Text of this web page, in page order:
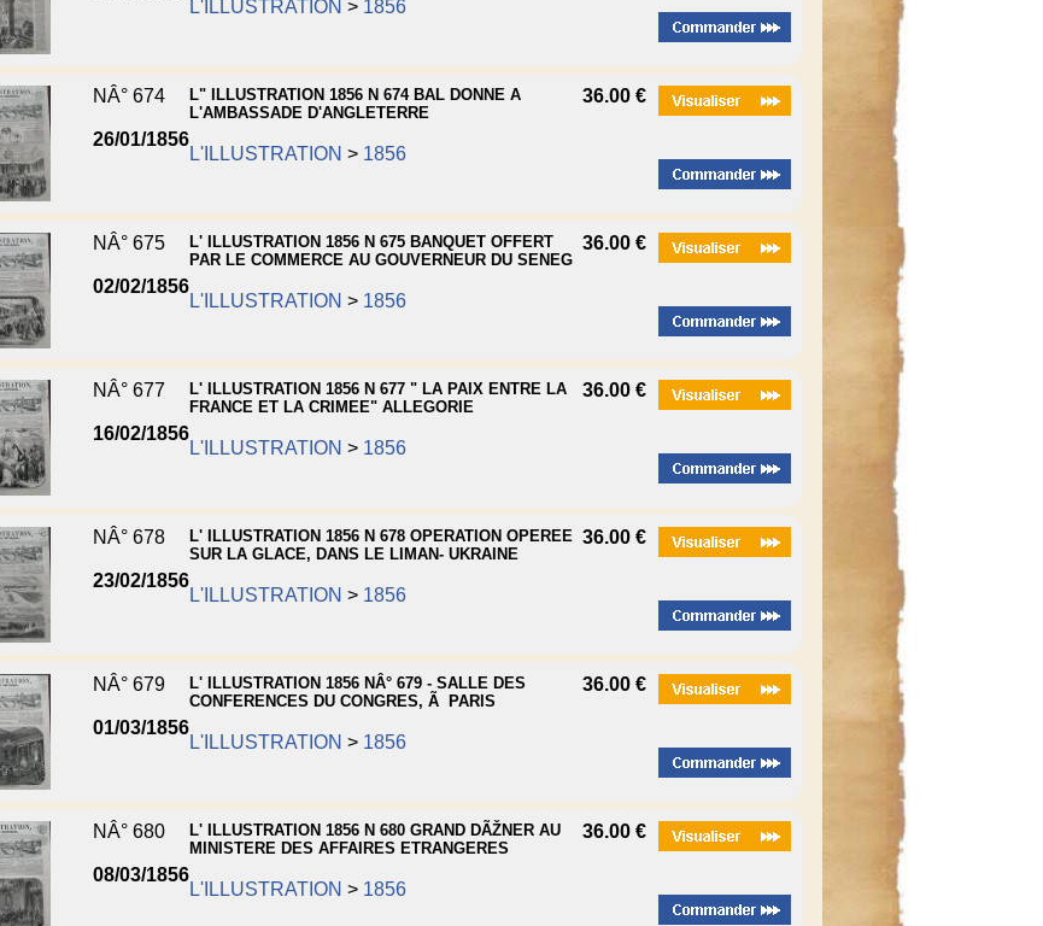
L'ILLUSTRATION > 1856
NÂ° 674
26/01/1856
L" ILLUSTRATION 1856 N 674 BAL DONNE A
L'AMBASSADE D'ANGLETERRE
L'ILLUSTRATION > 1856
36.00 €
NÂ° 675
02/02/1856
L' ILLUSTRATION 1856 N 675 BANQUET OFFERT
PAR LE COMMERCE AU GOUVERNEUR DU SENEG
L'ILLUSTRATION > 1856
36.00 €
NÂ° 677
16/02/1856
L' ILLUSTRATION 1856 N 677 " LA PAIX ENTRE LA
FRANCE ET LA CRIMEE" ALLEGORIE
L'ILLUSTRATION > 1856
36.00 €
NÂ° 678
23/02/1856
L' ILLUSTRATION 1856 N 678 OPERATION OPEREE
SUR LA GLACE, DANS LE LIMAN- UKRAINE
L'ILLUSTRATION > 1856
36.00 €
NÂ° 679
01/03/1856
L' ILLUSTRATION 1856 NÂ° 679 - SALLE DES
CONFERENCES DU CONGRES, Ã PARIS
L'ILLUSTRATION > 1856
36.00 €
NÂ° 680
08/03/1856
L' ILLUSTRATION 1856 N 680 GRAND DÃŽNER AU
MINISTERE DES AFFAIRES ETRANGERES
L'ILLUSTRATION > 1856
36.00 €